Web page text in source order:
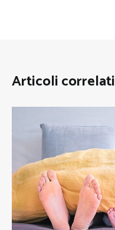
Articoli correlati